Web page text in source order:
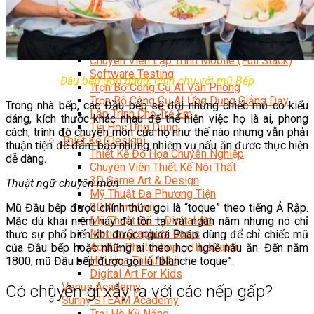
Data Visualization (Trực Quan Hóa Dữ Liệu)
Data System (Quản Trị Dữ Liệu)
Chuyên Viên Lập Trình (Full Stack)
Chuyên Viên Lập Trình Website (Full Stack)
Chuyên Viên Lập Trình Mobile (Full Stack)
Software Testing
Trọn Bộ Công Cụ AI Văn Phòng
Trọn Bộ Công Cụ AI Ứng Dụng Giảng Dạy
Lập Trình Cho Trẻ Em
Tin Học Ứng Dụng
Thiết Kế (Design)
Thiết Kế Đồ Họa Chuyên Nghiệp
Chuyên Viên Thiết Kế Nội Thất
3D Game Art & Design
Mỹ Thuật Đa Phương Tiện
3D Animation
Mỹ Thuật Số – Digital Art
Motion Graphics Basic
Adobe Photoshop – Illustrator
Hội Họa Thiếu Nhi
Digital Art For Kids
Venus Academy
Sunny STEAM Academy
Đầu bếp gọn gàng, chỉn chu với mũ Bếp
Trong nhà bếp, các Đầu bếp sẽ đội những chiếc mũ có kiểu
dáng, kích thước khác nhau để thể hiện việc họ là ai, phong
cách, trình độ chuyên môn của họ như thế nào nhưng vẫn phải
thuận tiện để đảm bảo những nhiệm vụ nấu ăn được thực hiện
dễ dàng.
Thuật ngữ chuyên môn
Mũ Đầu bếp được chính thức gọi là “toque” theo tiếng Ả Rập.
Mặc dù khái niệm này đã tồn tại vài ngàn năm nhưng nó chỉ
thực sự phổ biến khi được người Pháp dùng để chỉ chiếc mũ
của Đầu bếp hoặc những ai theo học nghề nấu ăn. Đến năm
1800, mũ Đầu bếp được gọi là “blanche toque”.
Có chuyện gì xảy ra với các nếp gấp?